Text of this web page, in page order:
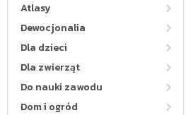
Atlasy
Dewocjonalia
Dla dzieci
Dla zwierząt
Do nauki zawodu
Dom i ogród